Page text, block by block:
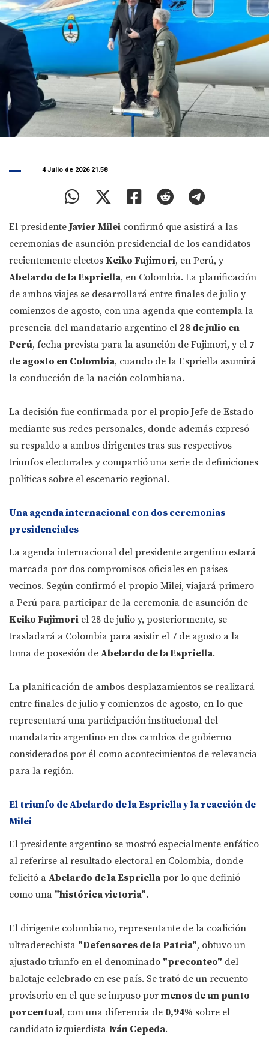
4 Julio de 2026 21.58
El presidenteJavier Milei confirmó que asistirá a las
ceremonias de asunción presidencial de los candidatos
recientemente electos Keiko Fujimori, en Perú, y
Abelardo de la Espriella, en Colombia. La planificación
de ambos viajes se desarrollará entre finales de julio y
comienzos de agosto, con una agenda que contempla la
presencia del mandatario argentino el 28 de julio en
Perú, fecha prevista para la asunción de Fujimori, y el 7
de agosto en Colombia, cuando de la Espriella asumirá
la conducción de la nación colombiana.
La decisión fue confirmada por el propio Jefe de Estado
mediante sus redes personales, donde además expresó
su respaldo a ambos dirigentes tras sus respectivos
triunfos electorales y compartió una serie de definiciones
políticas sobre el escenario regional.
Una agenda internacional con dos ceremonias
presidenciales
La agenda internacional del presidente argentino estará
marcada por dos compromisos oficiales en países
vecinos. Según confirmó el propio Milei, viajará primero
a Perú para participar de la ceremonia de asunción de
Keiko Fujimori el 28 de julio y, posteriormente, se
trasladará a Colombia para asistir el 7 de agosto a la
toma de posesión de Abelardo de la Espriella.
La planificación de ambos desplazamientos se realizará
entre finales de julio y comienzos de agosto, en lo que
representará una participación institucional del
mandatario argentino en dos cambios de gobierno
considerados por él como acontecimientos de relevancia
para la región.
El triunfo de Abelardo de la Espriella y la reacción de
Milei
El presidente argentino se mostró especialmente enfático
al referirse al resultado electoral en Colombia, donde
felicitó a Abelardo de la Espriella por lo que definió
como una "histórica victoria".
El dirigente colombiano, representante de la coalición
ultraderechista "Defensores de la Patria", obtuvo un
ajustado triunfo en el denominado "preconteo" del
balotaje celebrado en ese país. Se trató de un recuento
provisorio en el que se impuso por menos de un punto
porcentual, con una diferencia de 0,94% sobre el
candidato izquierdista Iván Cepeda.